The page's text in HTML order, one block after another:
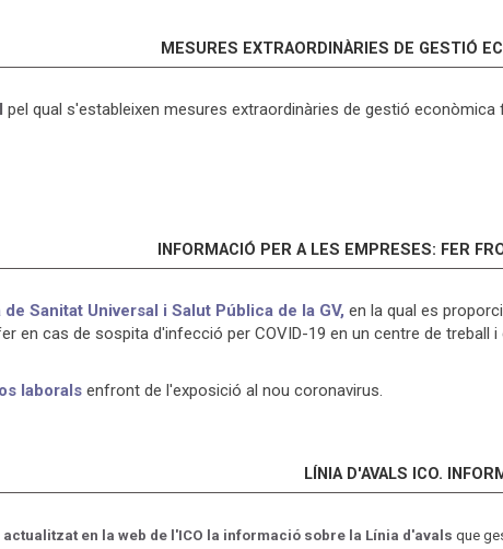
MESURES EXTRAORDINÀRIES DE GESTIÓ
pel qual s'estableixen mesures extraordinàries de gestió
INFORMACIÓ PER A LES EMPRESES: FER
Sanitat Universal i Salut Pública de la GV, en la qual es
en cas de sospita d'infecció per COVID-19 en un centre de treball
laborals enfront de l'exposició al nou coronavirus.
LÍNIA D'AVALS ICO.
actualitzat en la web de l'ICO la informació sobre la Línia d'avals que